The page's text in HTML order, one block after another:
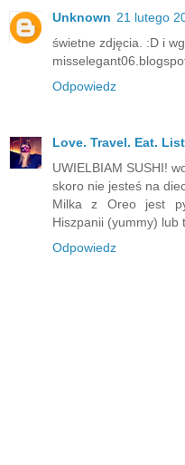
Unknown 21 lutego
świetne zdjęcia. :D i
Odpowiedz
Love. Travel. Eat.
UWIELBIAM SUSHI!
skoro nie jesteś na
Milka z Oreo jest
Hiszpanii (yummy) lub
Odpowiedz